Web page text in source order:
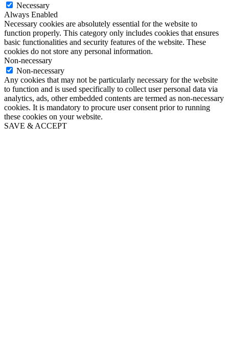
Necessary
Always Enabled
Necessary cookies are absolutely essential for the website to
function properly. This category only includes cookies that ensures
basic functionalities and security features of the website. These
cookies do not store any personal information.
Non-necessary
Non-necessary
Any cookies that may not be particularly necessary for the website
to function and is used specifically to collect user personal data via
analytics, ads, other embedded contents are termed as non-necessary
cookies. It is mandatory to procure user consent prior to running
these cookies on your website.
SAVE & ACCEPT